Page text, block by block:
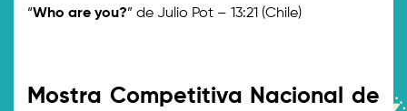
“Who are you?” de Julio Pot – 13:21 (Chile)
Mostra Competitiva Nacional de